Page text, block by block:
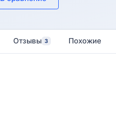
Отзывы 3 Похожие